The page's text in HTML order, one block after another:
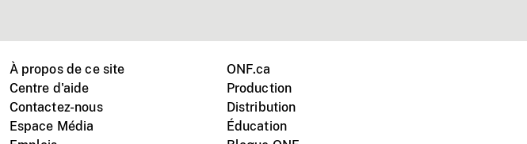
À propos de ce site
Centre d'aide
Contactez-nous
Espace Média
ONF.ca
Production
Distribution
Éducation